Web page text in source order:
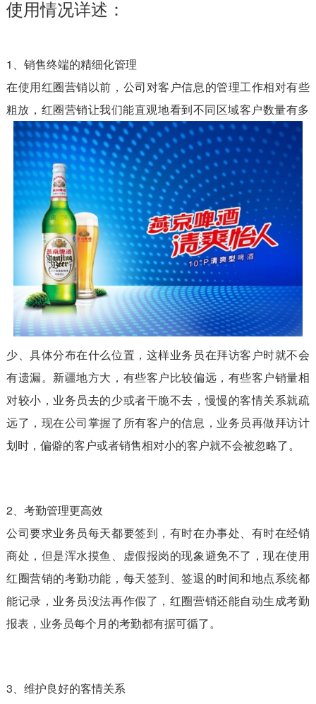
使用情况详述：
1、销售终端的精细化管理
在使用红圈营销以前，公司对客户信息的管理工作相对有些
粗放， 红圈营销让我们能直观地看到不同区域客户数量有多
少、具体分布在什么位置，这样业务员在拜访客户时就不会
有遗漏。新疆地方大，有些客户比较偏远，有些客户销量相
对较小，业务员去的少或者干脆不去，慢慢的客情关系就疏
远了，现在公司掌握了所有客户的信息，业务员再做拜访计
划时，偏僻的客户或者销售相对小的客户就不会被忽略了。
2、考勤管理更高效
公司要求业务员每天都要签到，有时在办事处、有时在经销
商处，但是浑水摸鱼、虚假报岗的现象避免不了，现在使用
红圈营销的考勤功能，每天签到、签退的时间和地点系统都
能记录，业务员没法再作假了，红圈营销还能自动生成考勤
报表，业务员每个月的考勤都有据可循了。
3、维护良好的客情关系